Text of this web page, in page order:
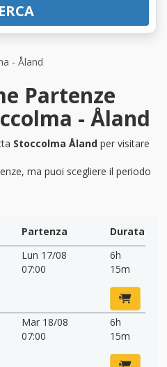
- Åland
Partenze
- Åland
Stoccolma Åland per visitare
ma puoi scegliere il periodo
Partenza
Durata
Lun 17/08
07:00
6h
15m
Mar 18/08
07:00
6h
15m